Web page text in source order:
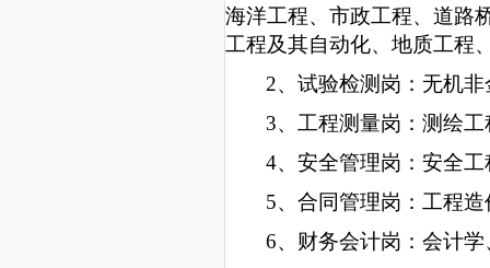
海洋工程、市政工程、道路
工程及其自动化、地质工程
2、试验检测岗：无机
3、工程测量岗：测绘
4、安全管理岗：安全
5、合同管理岗：工程
6、财务会计岗：会计